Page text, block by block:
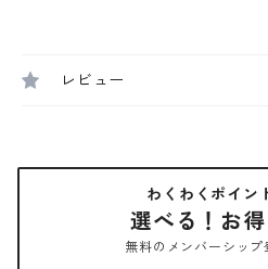
レビュー
わくわくポイン
選べる！お
無料のメンバーシップ